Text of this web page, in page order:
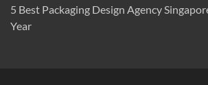
5 Best Packaging Design Agency
Year